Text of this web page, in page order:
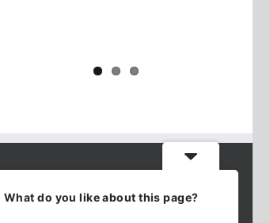
What do you like about this page?